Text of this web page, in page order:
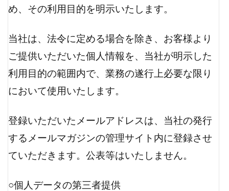
め、その利用目的を明示いたします。
当社は、法令に定める場合を除き、お客様より
ご提供いただいた個人情報を、当社が明示した
利用目的の範囲内で、業務の遂行上必要な限り
において使用いたします。
登録いただいたメールアドレスは、当社の発行
するメールマガジンの管理サイト内に登録させ
ていただきます。公表等はいたしません。
○個人データの第三者提供